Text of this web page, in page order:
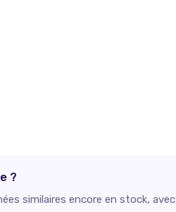
?
similaires encore en stock, avec